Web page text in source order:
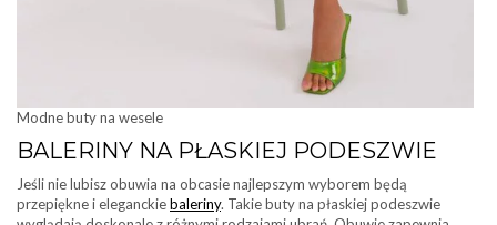
Modne buty na wesele
BALERINY NA PŁASKIEJ PODESZWIE
Jeśli nie lubisz obuwia na obcasie najlepszym wyborem będą
przepiękne i eleganckiebaleriny. Takie buty na płaskiej podeszwie